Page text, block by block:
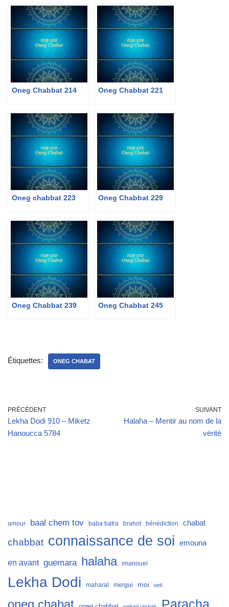
Oneg Chabbat 214 Oneg Chabbat 221
Oneg chabbat 223 Oneg Chabbat 229
Oneg Chabbat 239 Oneg Chabbat 245
Étiquettes: ONEG CHABAT
PRÉCÉDENT
Lekha Dodi 910 – Miketz
Hanoucca 5784
SUIVANT
Halaha – Mentir au nom de la
vérité
amour baal chem tov baba batra brahot bénédiction chabat
chabbat connaissance de soi emouna
en avant guemara halaha imanouel
Lekha Dodi maharal mergui moi oeil
oneg chabat Paracha